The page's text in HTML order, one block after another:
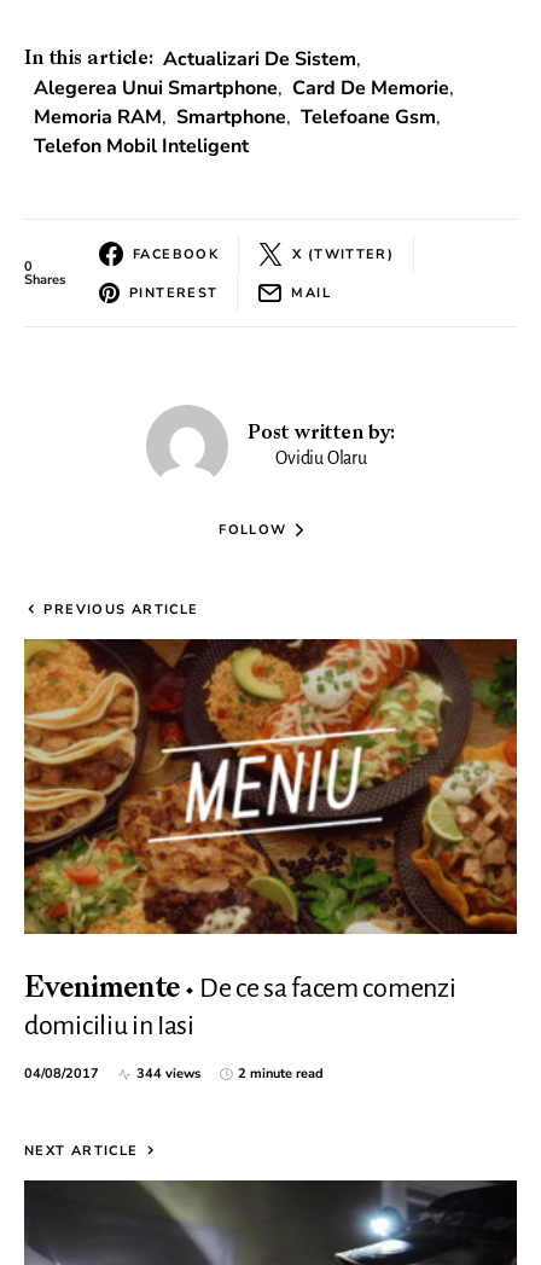
In this article: Actualizari De Sistem,
Alegerea Unui Smartphone, Card De Memorie,
Memoria RAM, Smartphone, Telefoane Gsm,
Telefon Mobil Inteligent
0
Shares
FACEBOOK X (TWITTER)
PINTEREST MAIL
Post written by:
Ovidiu Olaru
FOLLOW
PREVIOUS ARTICLE
Evenimente
De ce sa facem comenzi
domiciliu in Iasi
04/08/2017 344 views 2 minute read
NEXT ARTICLE